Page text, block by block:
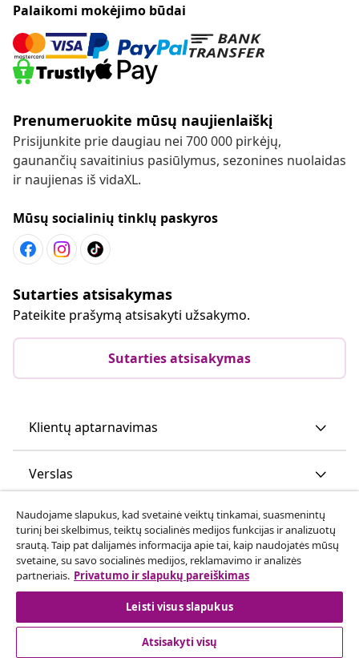
Palaikomi mokėjimo būdai
Prenumeruokite mūsų naujienlaiškį
Prisijunkite prie daugiau nei 700 000 pirkėjų,
gaunančių savaitinius pasiūlymus, sezonines nuolaidas
ir naujienas iš vidaXL.
Mūsų socialinių tinklų paskyros
Sutarties atsisakymas
Pateikite prašymą atsisakyti užsakymo.
Sutarties atsisakymas
Klientų aptarnavimas
Verslas
vidaXL
Atraskite daugiau
Naudojame slapukus, kad svetainė veiktų tinkamai, suasmenintų
turinį bei skelbimus, teiktų socialinės medijos funkcijas ir analizuotų
srautą. Taip pat dalijamės informacija apie tai, kaip naudojatės mūsų
svetaine, su savo socialinės medijos, reklamavimo ir analizės
partneriais. Privatumo ir slapukų pareiškimas
Leisti visus slapukus
Atsisakyti visų